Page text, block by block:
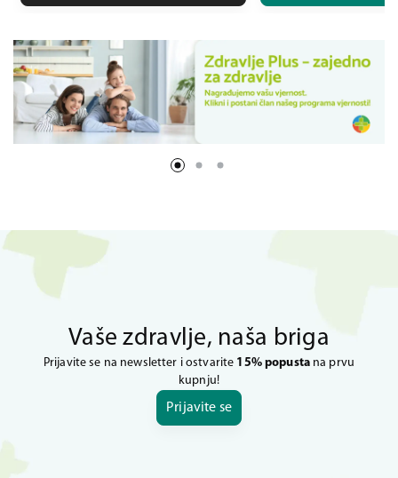
Vaše zdravlje, naša briga
Prijavite se na newsletter i ostvarite 15% popustana prvu
kupnju!
Prijavite se